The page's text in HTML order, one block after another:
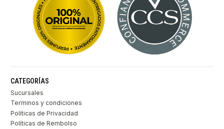
CATEGORÍAS
Sucursales
Terminos y condiciones
Políticas de Privacidad
Políticas de Rembolso